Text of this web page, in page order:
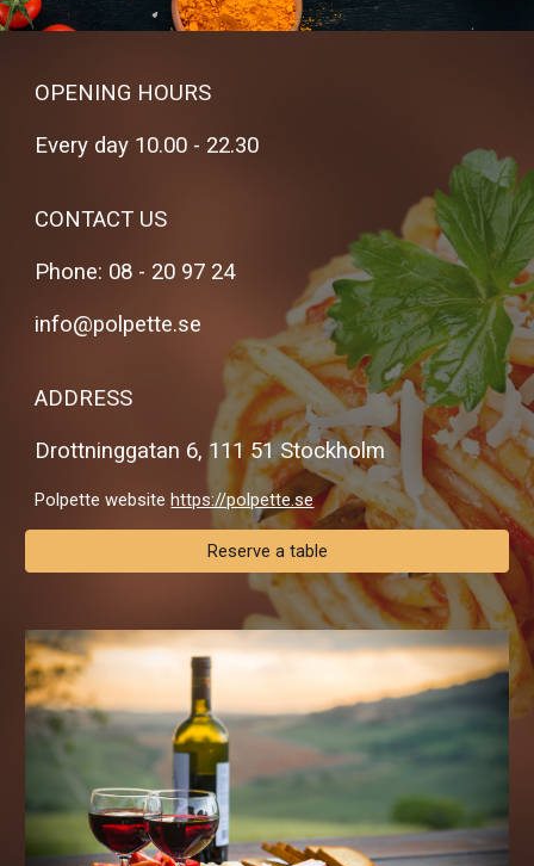
OPENING HOURS
Every day 10.00 - 22.30
CONTACT US
Phone: 08 - 20 97 24
info@polpette.se
ADDRESS
Drottninggatan 6, 111 51 Stockholm
Polpette websitehttps://polpette.se
Reserve a table